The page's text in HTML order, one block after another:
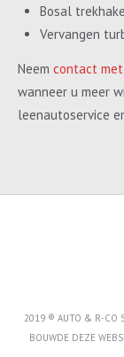
Bosal
Vervangen
Neem contact
wanneer u meer
leenautoservice
2019 ® AUTO & R-CO
BOUWDE DEZE